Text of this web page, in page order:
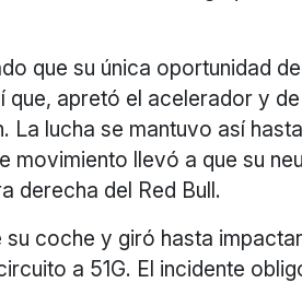
que su única oportunidad
que, apretó el acelerador y
La lucha se mantuvo así
movimiento llevó a que su
derecha del Red Bull.
coche y giró hasta
a 51G. El incidente